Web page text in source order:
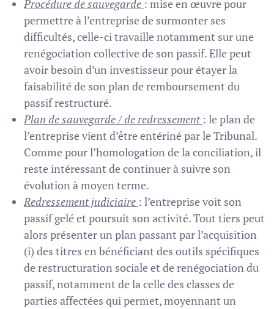
Procédure de sauvegarde : mise en œuvre pour
permettre à l’entreprise de surmonter ses
difficultés, celle-ci travaille notamment sur une
renégociation collective de son passif. Elle peut
avoir besoin d’un investisseur pour étayer la
faisabilité de son plan de remboursement du
passif restructuré.
Plan de sauvegarde / de redressement : le plan de
l’entreprise vient d’être entériné par le Tribunal.
Comme pour l’homologation de la conciliation, il
reste intéressant de continuer à suivre son
évolution à moyen terme.
Redressement judiciaire : l’entreprise voit son
passif gelé et poursuit son activité. Tout tiers peut
alors présenter un plan passant par l’acquisition
(i) des titres en bénéficiant des outils spécifiques
de restructuration sociale et de renégociation du
passif, notamment de la celle des classes de
parties affectées qui permet, moyennant un